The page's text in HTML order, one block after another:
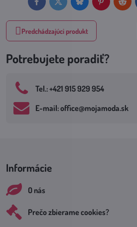
FacebookTwitter BlueskyPinterestReddit
Predchádzajúci produkt
Potrebujete poradiť?
Tel​.: +421 915 929 954
E-mail: office​@mojamoda​.sk
Informácie
O nás
Prečo zbierame cookies?